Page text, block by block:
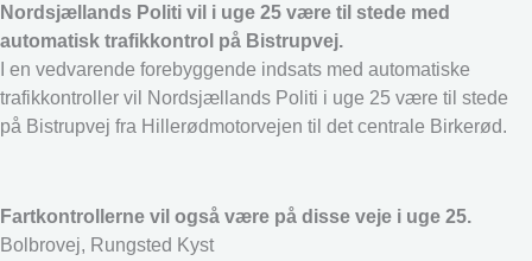
Nordsjællands Politi vil i uge 25 være til stede med
automatisk trafikkontrol på Bistrupvej.
I en vedvarende forebyggende indsats med automatiske
trafikkontroller vil Nordsjællands Politi i uge 25 være til stede
på Bistrupvej fra Hillerødmotorvejen til det centrale Birkerød.
Fartkontrollerne vil også være på disse veje i uge 25.
Bolbrovej, Rungsted Kyst